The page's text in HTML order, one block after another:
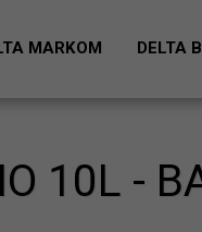
MARKOM DELTA
10L -